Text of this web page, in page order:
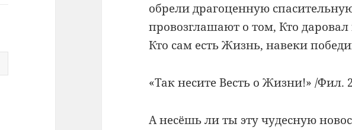
обрели драгоценную
провозглашают о том, Кто
Кто сам есть Жизнь, навеки
«Так несите Весть о Жизни!» /Фил.
А несёшь ли ты эту чудесную